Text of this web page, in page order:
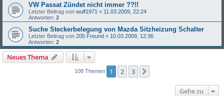
VW Passat Zündet nicht immer ??!!
Letzter Beitrag von wulf1971 « 11.03.2009, 22:24
Antworten: 2
Suche Steckerbelegung von Mazda Sitzheizung Schalter
Letzter Beitrag von 205 Freund « 10.03.2009, 12:36
Antworten: 2
Neues Thema
108 Themen 1 2 3
Gehe zu